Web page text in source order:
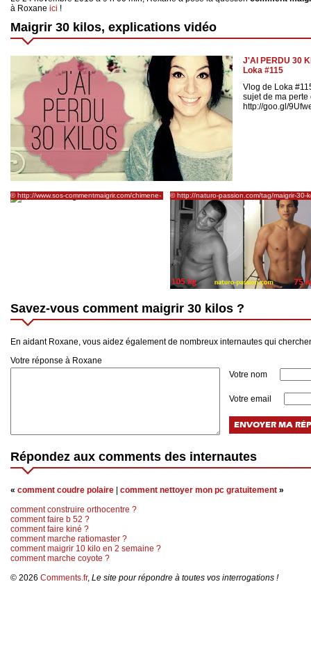
à Roxane ici !
Maigrir 30 kilos, explications vidéo
J'AI PERDU 30
Loka #115
Vlog de Loka
sujet de ma perte
http://goo.gl/
© http://www.sos-commentmaigrir.com/chimene-
badi-regime/
© http://naturo-passion.com/tag/maigrir-30-
Savez-vous comment maigrir 30 kilos ?
En aidant Roxane, vous aidez également de nombreux internautes qui
Votre réponse à Roxane
Votre nom
Votre email
Répondez aux comments des internautes
« comment coudre polaire comment nettoyer mon pc gratuitement »
comment construire orthocentre ?
comment faire b 52 ?
comment faire kiné ?
comment marche ratiomaster ?
comment maigrir 10 kilo en 2 semaine ?
comment marche coyote ?
© 2026 Comments.fr, Le site pour répondre à toutes vos interrogations !